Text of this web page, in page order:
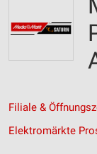
Filiale &
Elektromärkte